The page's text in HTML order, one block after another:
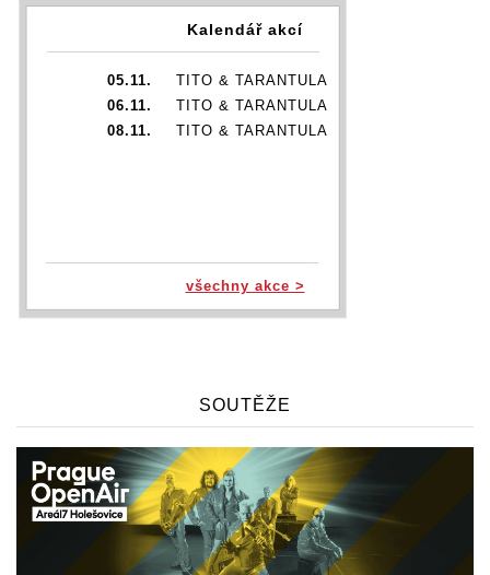
Kalendář akcí
05.11.
TITO & TARANTULA
06.11.
TITO & TARANTULA
08.11.
TITO & TARANTULA
všechny akce >
SOUTĚŽE